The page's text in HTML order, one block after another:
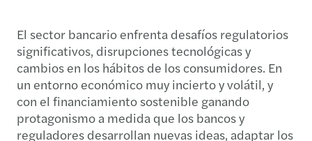
El sector bancario enfrenta desafíos regulatorios
significativos, disrupciones tecnológicas y
cambios en los hábitos de los consumidores. En
un entorno económico muy incierto y volátil, y
con el financiamiento sostenible ganando
protagonismo a medida que los bancos y
reguladores desarrollan nuevas ideas, adaptar los